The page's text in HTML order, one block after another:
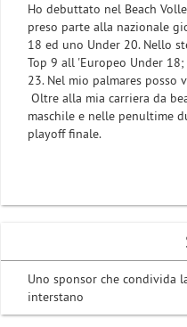
Ho debuttato nel Beach
preso parte alla nazionale
18 ed uno Under 20. Nello
Top 9 all 'Europeo Under
23. Nel mio palmares posso
Oltre alla mia carriera da
maschile e nelle penultime
playoff finale.
Uno sponsor che condivida
interstano